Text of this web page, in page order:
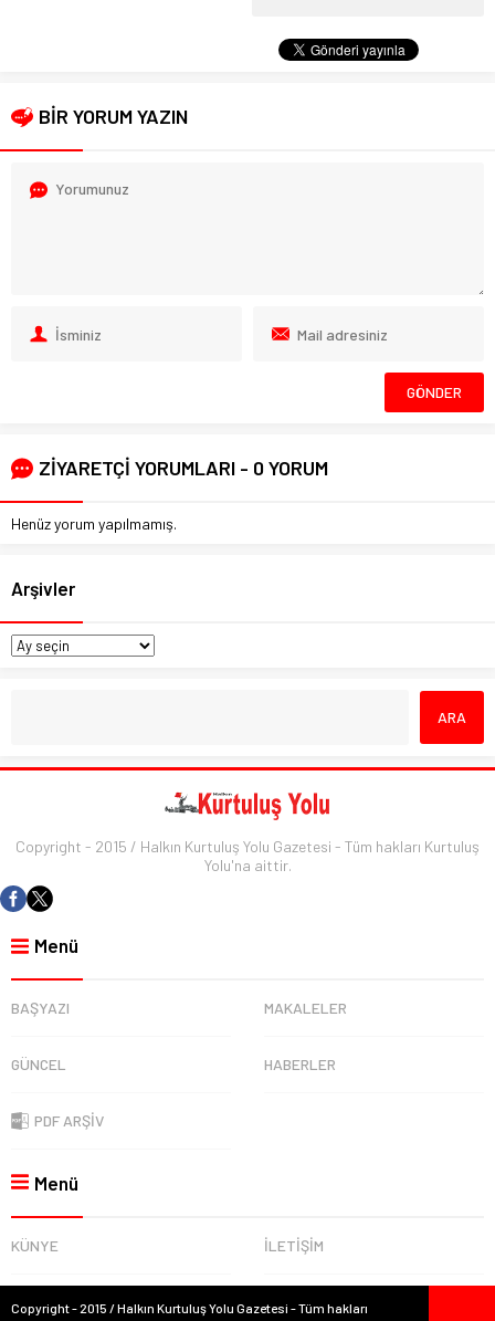
BİR YORUM YAZIN
ZİYARETÇİ YORUMLARI - 0 YORUM
Henüz yorum yapılmamış.
Arşivler
Copyright - 2015 / Halkın Kurtuluş Yolu Gazetesi - Tüm hakları Kurtuluş
Yolu'na aittir.
Menü
BAŞYAZI MAKALELER
GÜNCEL HABERLER
PDF ARŞİV
Menü
KÜNYE İLETİŞİM
Copyright - 2015 / Halkın Kurtuluş Yolu Gazetesi - Tüm hakları